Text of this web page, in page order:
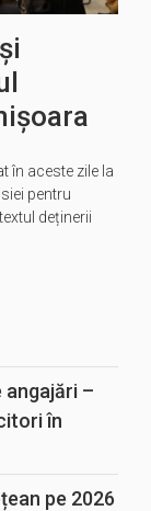
în aceste zile la
pentru
deținerii
angajări –
în
pe 2026